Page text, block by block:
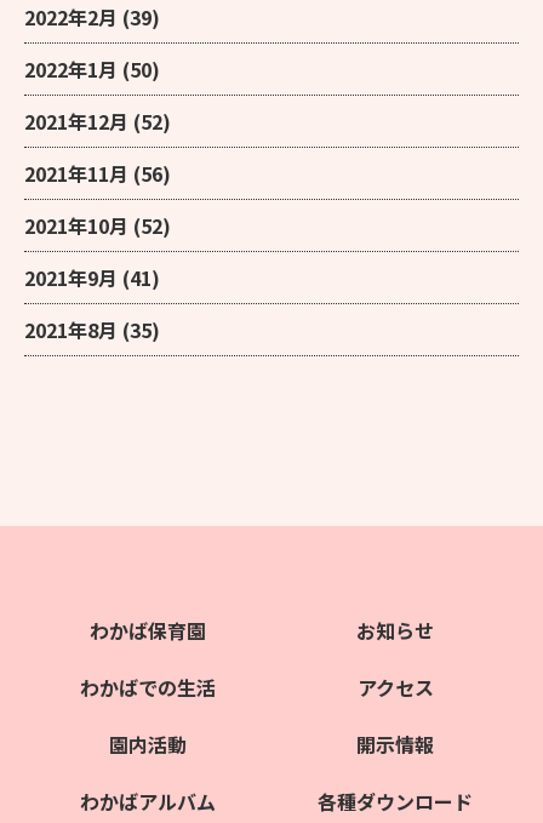
2022年2月 (39)
2022年1月 (50)
2021年12月 (52)
2021年11月 (56)
2021年10月 (52)
2021年9月 (41)
2021年8月 (35)
わかば保育園
わかばでの生活
園内活動
わかばアルバム
お知らせ
アクセス
開示情報
各種ダウンロード